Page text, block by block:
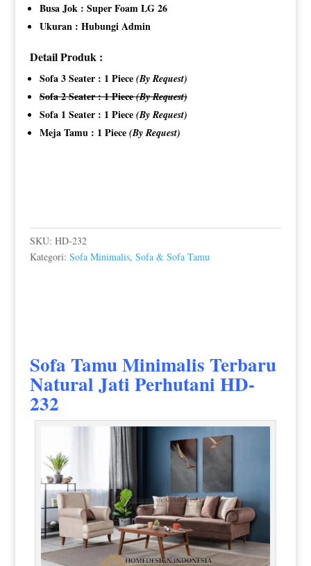
Busa Jok : Super Foam LG 26
Ukuran : Hubungi Admin
Detail Produk :
Sofa 3 Seater : 1 Piece (By Request)
Sofa 2 Seater : 1 Piece(By Request)
Sofa 1 Seater : 1 Piece (By Request)
Meja Tamu : 1 Piece (By Request)
SKU: HD-232
Kategori: Sofa Minimalis, Sofa & Sofa Tamu
Sofa Tamu Minimalis Terbaru
Natural Jati Perhutani HD-
232